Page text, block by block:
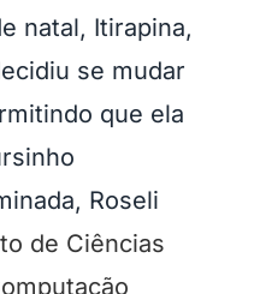
natal, Itirapina,
se mudar
que ela
Roseli
de Ciências